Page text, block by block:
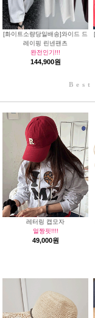
[화이트소량당일배송]와이드 드
레이핑 린넨팬츠
완전인기!!!
144,900원
레터링 캡모자
얼짱핏!!!!
49,000원